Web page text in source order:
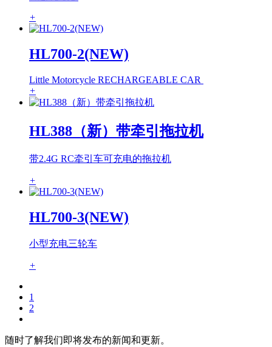
+
HL700-2(NEW)
Little Motorcycle RECHARGEABLE CAR
+
HL388（新）带牵引拖拉机
带2.4G RC牵引车可充电的拖拉机
+
HL700-3(NEW)
小型充电三轮车
+
1
2
随时了解我们即将发布的新闻和更新。